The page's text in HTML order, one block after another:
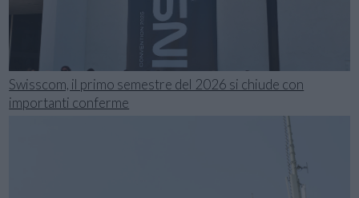
Swisscom, il primo semestre del 2026 si chiude con
importanti conferme